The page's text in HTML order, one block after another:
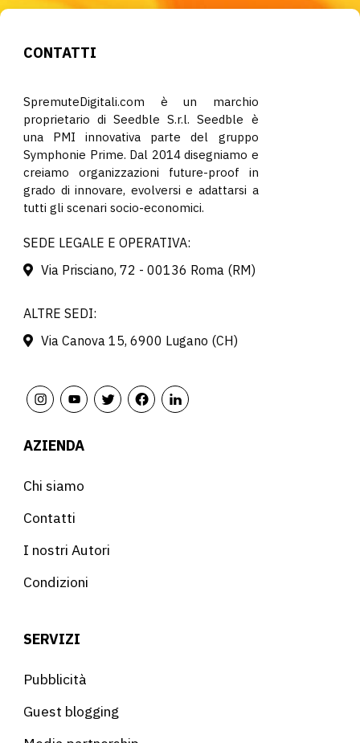
CONTATTI
SpremuteDigitali.com è un marchio
proprietario di Seedble S.r.l. Seedble è
una PMI innovativa parte del gruppo
Symphonie Prime. Dal 2014 disegniamo e
creiamo organizzazioni future-proof in
grado di innovare, evolversi e adattarsi a
tutti gli scenari socio-economici.
SEDE LEGALE E OPERATIVA:
Via Prisciano, 72 - 00136 Roma (RM)
ALTRE SEDI:
Via Canova 15, 6900 Lugano (CH)
AZIENDA
Chi siamo
Contatti
I nostri Autori
Condizioni
SERVIZI
Pubblicità
Guest blogging